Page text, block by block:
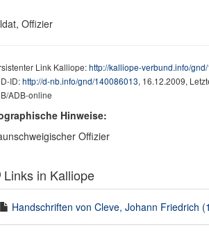
Offizier
Link Kalliope:http://kalliope-verbund.info/
ID:http://d-nb.info/gnd/140086013, 16.12.2009,
ADB-online
Hinweise:
Offizier
Links in Kalliope
Handschriften von Cleve, Johann Friedrich